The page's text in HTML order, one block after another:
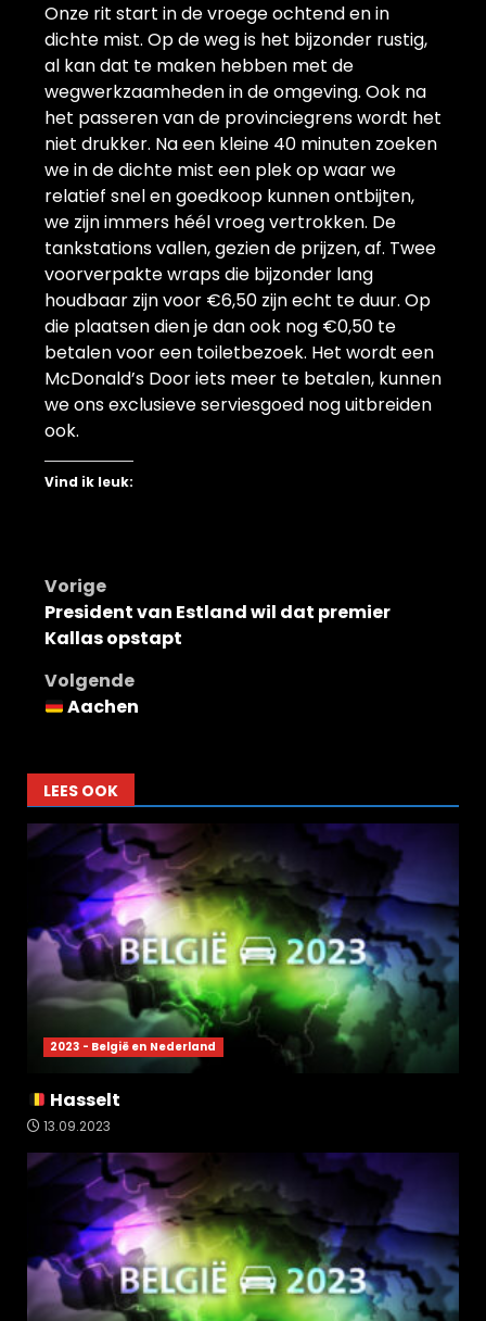
Onze rit start in de vroege ochtend en in
dichte mist. Op de weg is het bijzonder rustig,
al kan dat te maken hebben met de
wegwerkzaamheden in de omgeving. Ook na
het passeren van de provinciegrens wordt het
niet drukker. Na een kleine 40 minuten zoeken
we in de dichte mist een plek op waar we
relatief snel en goedkoop kunnen ontbijten,
we zijn immers héél vroeg vertrokken. De
tankstations vallen, gezien de prijzen, af. Twee
voorverpakte wraps die bijzonder lang
houdbaar zijn voor €6,50 zijn echt te duur. Op
die plaatsen dien je dan ook nog €0,50 te
betalen voor een toiletbezoek. Het wordt een
McDonald’s Door iets meer te betalen, kunnen
we ons exclusieve serviesgoed nog uitbreiden
ook.
Vind ik leuk:
Bericht
navigatie
Vorige
President van Estland wil dat premier
Kallas opstapt
Volgende
Aachen
LEES OOK
2023 - België en Nederland
Hasselt
13.09.2023